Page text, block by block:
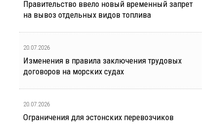
Правительство ввело новый временный запрет
на вывоз отдельных видов топлива
20.07.2026
Изменения в правила заключения трудовых
договоров на морских судах
20.07.2026
Ограничения для эстонских перевозчиков